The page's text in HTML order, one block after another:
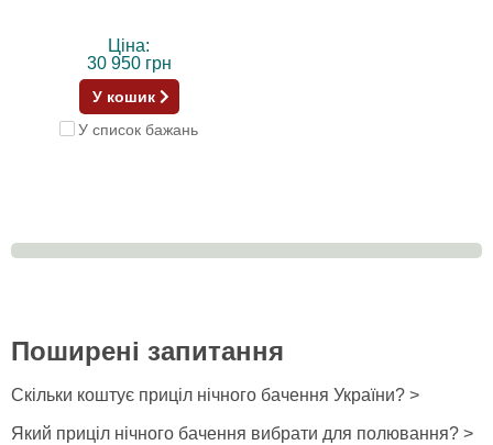
Ціна:
30 950 грн
У кошик
У список бажань
Поширені запитання
Скільки коштує приціл нічного бачення України? >
Який приціл нічного бачення вибрати для полювання? >